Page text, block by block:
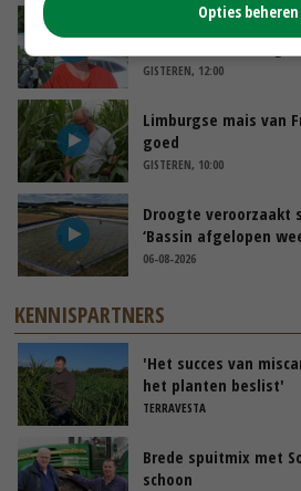
Oekraïne-vlogger
GISTEREN, 12:00
Limburgse mais van
goed
GISTEREN, 10:00
Droogte veroorzaakt
‘Bassin afgelopen
06-08-2026
KENNISPARTNERS
'Het succes van
het planten beslist'
TERRAVESTA
Brede spuitmix met
schoon
Opties beheren